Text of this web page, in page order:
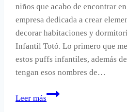
niños que acabo de encontrar
empresa dedicada a crear
decorar habitaciones y
Infantil Totó. Lo primero que
estos puffs infantiles, además
tengan esos nombres de…
Leer más
Puffs